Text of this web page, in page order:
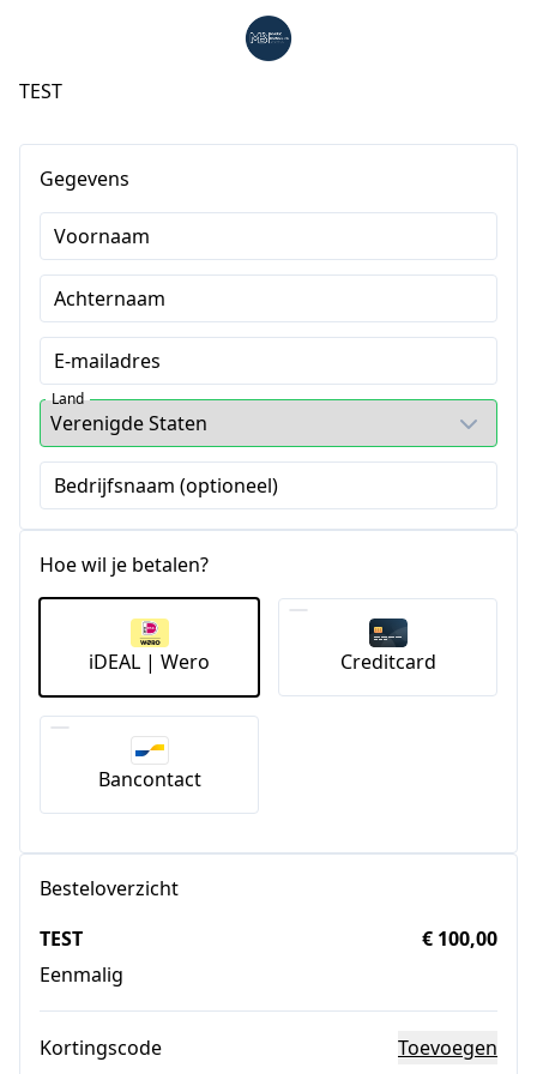
TEST
Gegevens
Voornaam
Achternaam
E-mailadres
Land
Bedrijfsnaam (optioneel)
Hoe wil je betalen?
iDEAL | Wero Creditcard
Bancontact
Besteloverzicht
TEST
Eenmalig
€ 100,00
Kortingscode Toevoegen